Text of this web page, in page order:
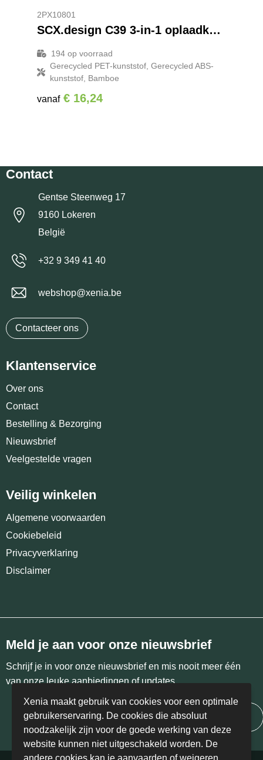
2PX10801
SCX.design C39 3-in-1 oplaadkabel van rPET met oplichtend logo en vierkante behuizing van bamboe
194op voorraad
Gerecycled PET-kunststof, Gerecycled ABS-
kunststof, Bamboe
vanaf € 16,24
Contact
Gentse Steenweg 17
9160 Lokeren
België
+32 9 349 41 40
webshop@xenia.be
Contacteer ons
Klantenservice
Over ons
Contact
Bestelling & Bezorging
Nieuwsbrief
Veelgestelde vragen
Veilig winkelen
Algemene voorwaarden
Cookiebeleid
Privacyverklaring
Disclaimer
Meld je aan voor onze nieuwsbrief
Schrijf je in voor onze nieuwsbrief en mis nooit meer één
van onze leuke aanbiedingen of updates.
Inschrijven
Xenia maakt gebruik van cookies voor een optimale
gebruikerservaring. De cookies die absoluut
noodzakelijk zijn voor de goede werking van deze
website kunnen niet uitgeschakeld worden. De
andere cookies kan je aanvaarden of weigeren.